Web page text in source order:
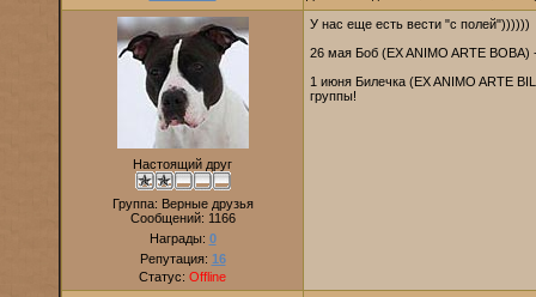
Настоящий друг
Группа: Верные друзья
Сообщений: 1166
Награды: 0
Репутация: 16
Статус: Offline
У нас еще есть вести "с полей"))))))
26 мая Боб (EX ANIMO ARTE
1 июня Билечка (EX ANIMO ARTE
группы!